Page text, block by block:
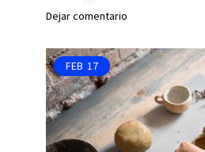
Dejar comentario
FEB 17